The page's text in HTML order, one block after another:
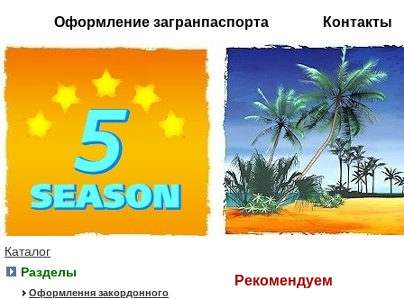
Оформление загранпаспорта Контакты
Каталог
Разделы
Оформлення закордонного
Рекомендуем